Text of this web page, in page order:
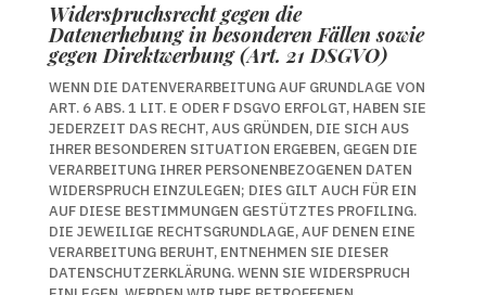
Widerspruchsrecht gegen die
Datenerhebung in besonderen Fällen sowie
gegen Direktwerbung (Art. 21 DSGVO)
WENN DIE DATENVERARBEITUNG AUF GRUNDLAGE VON
ART. 6 ABS. 1 LIT. E ODER F DSGVO ERFOLGT, HABEN SIE
JEDERZEIT DAS RECHT, AUS GRÜNDEN, DIE SICH AUS
IHRER BESONDEREN SITUATION ERGEBEN, GEGEN DIE
VERARBEITUNG IHRER PERSONENBEZOGENEN DATEN
WIDERSPRUCH EINZULEGEN; DIES GILT AUCH FÜR EIN
AUF DIESE BESTIMMUNGEN GESTÜTZTES PROFILING.
DIE JEWEILIGE RECHTSGRUNDLAGE, AUF DENEN EINE
VERARBEITUNG BERUHT, ENTNEHMEN SIE DIESER
DATENSCHUTZERKLÄRUNG. WENN SIE WIDERSPRUCH